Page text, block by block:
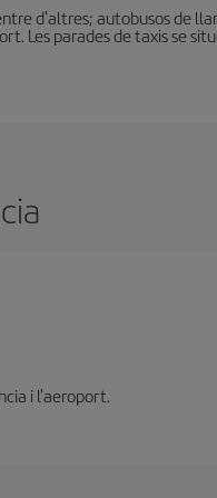
d'altres; autobusos de
Les parades de taxis se
i l'aeroport.